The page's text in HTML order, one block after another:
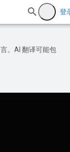
登
。AI 翻译可能包